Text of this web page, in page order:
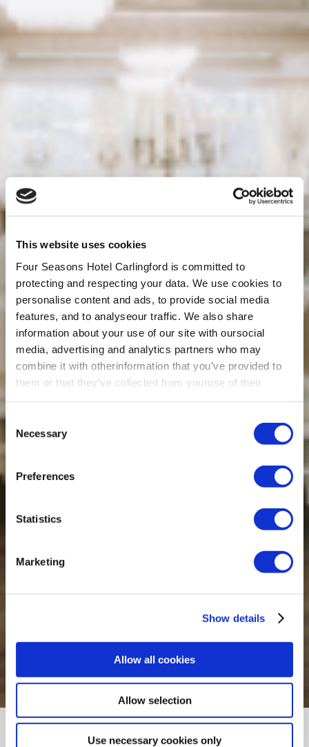
This website uses cookies
Four Seasons Hotel Carlingford is committed to
protecting and respecting your data. We use cookies to
personalise content and ads, to provide social media
features, and to analyseour traffic. We also share
information about your use of our site with oursocial
media, advertising and analytics partners who may
combine it with otherinformation that you’ve provided to
them or that they’ve collected from youruse of their
Consent
Selection
Necessary
Preferences
Statistics
Marketing
Show details
Allow all cookies
Allow selection
Use necessary cookies only
MENU